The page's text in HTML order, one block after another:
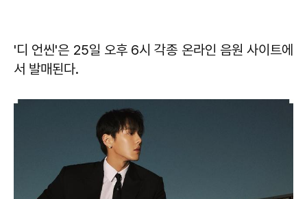
'디 언씬'은 25일 오후 6시 각종 온라인 음원 사이트에
서 발매된다.